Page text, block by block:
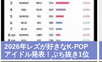
2026年レズが好きなK-POP
アイドル発表！ぶち抜き1位